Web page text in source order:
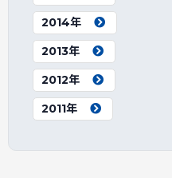
2014年
2013年
2012年
2011年